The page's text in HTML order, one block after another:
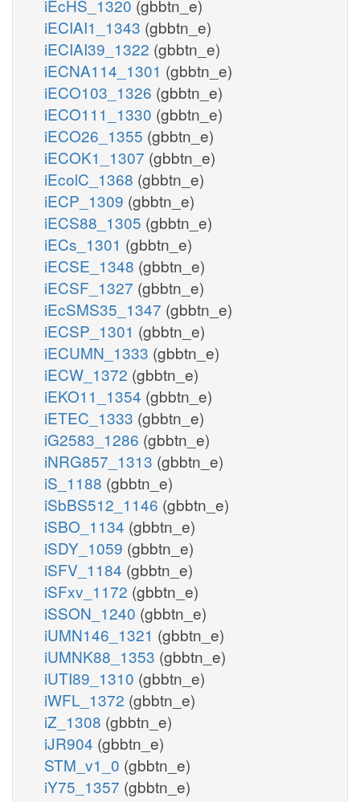
iEcHS_1320 (gbbtn_e)
iECIAI1_1343 (gbbtn_e)
iECIAI39_1322 (gbbtn_e)
iECNA114_1301 (gbbtn_e)
iECO103_1326 (gbbtn_e)
iECO111_1330 (gbbtn_e)
iECO26_1355 (gbbtn_e)
iECOK1_1307 (gbbtn_e)
iEcolC_1368 (gbbtn_e)
iECP_1309 (gbbtn_e)
iECS88_1305 (gbbtn_e)
iECs_1301 (gbbtn_e)
iECSE_1348 (gbbtn_e)
iECSF_1327 (gbbtn_e)
iEcSMS35_1347 (gbbtn_e)
iECSP_1301 (gbbtn_e)
iECUMN_1333 (gbbtn_e)
iECW_1372 (gbbtn_e)
iEKO11_1354 (gbbtn_e)
iETEC_1333 (gbbtn_e)
iG2583_1286 (gbbtn_e)
iNRG857_1313 (gbbtn_e)
iS_1188 (gbbtn_e)
iSbBS512_1146 (gbbtn_e)
iSBO_1134 (gbbtn_e)
iSDY_1059 (gbbtn_e)
iSFV_1184 (gbbtn_e)
iSFxv_1172 (gbbtn_e)
iSSON_1240 (gbbtn_e)
iUMN146_1321 (gbbtn_e)
iUMNK88_1353 (gbbtn_e)
iUTI89_1310 (gbbtn_e)
iWFL_1372 (gbbtn_e)
iZ_1308 (gbbtn_e)
iJR904 (gbbtn_e)
STM_v1_0 (gbbtn_e)
iY75_1357 (gbbtn_e)